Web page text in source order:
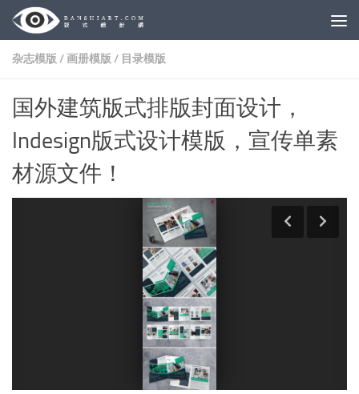
Skip to content
杂志模版 /画册模版 / 目录模版
国外建筑版式排版封面设计，
Indesign版式设计模版，宣传单素
材源文件！